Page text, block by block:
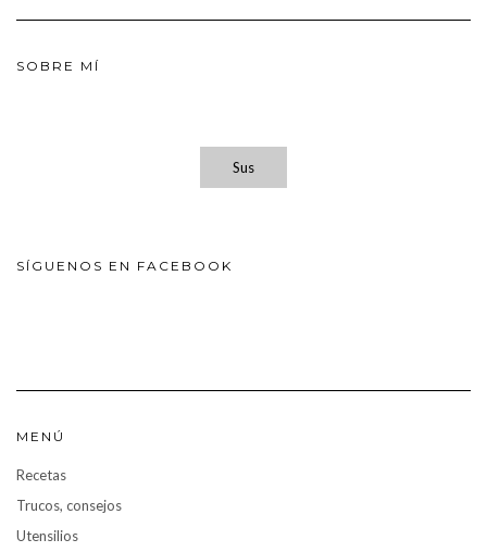
SOBRE MÍ
Sus
SÍGUENOS EN FACEBOOK
MENÚ
Recetas
Trucos, consejos
Utensilios